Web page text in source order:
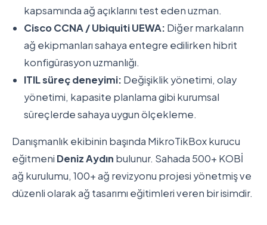
kapsamında ağ açıklarını test eden uzman.
Cisco CCNA / Ubiquiti UEWA: Diğer markaların
ağ ekipmanları sahaya entegre edilirken hibrit
konfigürasyon uzmanlığı.
ITIL süreç deneyimi: Değişiklik yönetimi, olay
yönetimi, kapasite planlama gibi kurumsal
süreçlerde sahaya uygun ölçekleme.
Danışmanlık ekibinin başında MikroTikBox kurucu
eğitmeni Deniz Aydın bulunur. Sahada 500+ KOBİ
ağ kurulumu, 100+ ağ revizyonu projesi yönetmiş ve
düzenli olarak ağ tasarımı eğitimleri veren bir isimdir.